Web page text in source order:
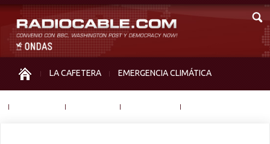
LA CAFETERA EMERGENCIA CLIMÁTICA